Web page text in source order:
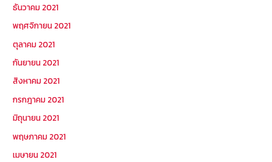
ธันวาคม 2021
พฤศจิกายน 2021
ตุลาคม 2021
กันยายน 2021
สิงหาคม 2021
กรกฎาคม 2021
มิถุนายน 2021
พฤษภาคม 2021
เมษายน 2021